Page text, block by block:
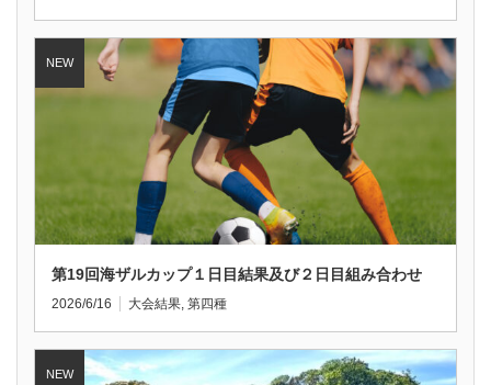
第19回海ザルカップ１日目結果及び２日目組み合わせ
2026/6/16 大会結果, 第四種